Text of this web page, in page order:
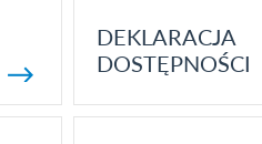
DEKLARACJA
DOSTĘPNOŚCI